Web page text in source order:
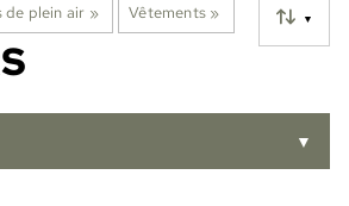
plein air ‪» Vêtements ‪» ▼
▼